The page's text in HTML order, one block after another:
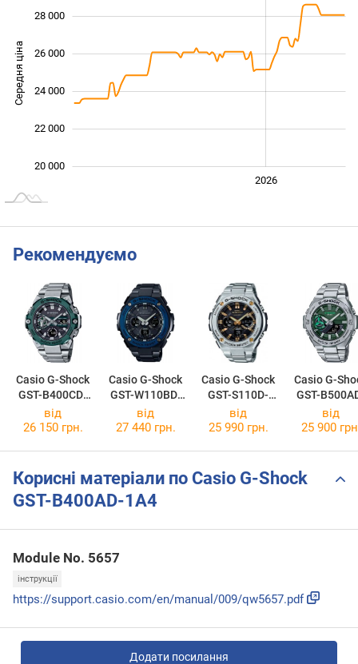
Середня ціна
20 000
22 000
24 000
26 000
28 000
2026
Рекомендуємо
Casio G-Shock
GST-B400CD-
1A3
Casio G-Shock
GST-W110BD-
1A2
Casio G-Shock
GST-S110D-
1A9
Casio G-
GST-
3A
від
26 150 грн.
від
27 440 грн.
від
25 990 грн.
від
25 900
Корисні матеріали по Casio G-Shock
GST-B400AD-1A4
Module No. 5657
інструкції
https://support.casio.com/en/manual/009/qw5657.pdf
Додати посилання